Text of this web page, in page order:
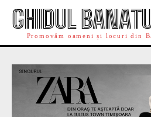
GHIDUL
Promovăm oameni și locuri din